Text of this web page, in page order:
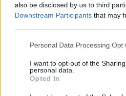
also be disclosed by us to third
Downstream Participants that may
Please note that this website/app
not limited to your visit or usage
grant or deny consent to Google
use your data for below specified
consent section.
Personal Data Processing Opt
I want to opt-out of the
personal data.
Opted In
NYITJÁK MEG A FELÚJÍTÁS
FELÜLJÁRÓT